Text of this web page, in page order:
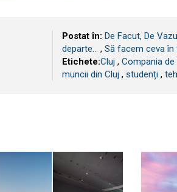
Postat în: De Facut, De
departe... , Să facem ceva în
Etichete:​Cluj , Compania
muncii din Cluj , studenți ,